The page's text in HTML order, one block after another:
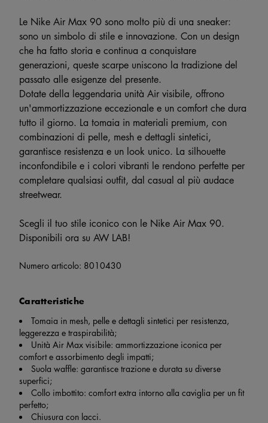
Le Nike Air Max 90 sono molto più di una sneaker:
sono un simbolo di stile e innovazione. Con un design
che ha fatto storia e continua a conquistare
generazioni, queste scarpe uniscono la tradizione del
passato alle esigenze del presente.
Dotate della leggendaria unità Air visibile, offrono
un'ammortizzazione eccezionale e un comfort che dura
tutto il giorno. La tomaia in materiali premium, con
combinazioni di pelle, mesh e dettagli sintetici,
garantisce resistenza e un look unico. La silhouette
inconfondibile e i colori vibranti le rendono perfette per
completare qualsiasi outfit, dal casual al più audace
streetwear.
Scegli il tuo stile iconico con le Nike Air Max 90.
Disponibili ora su AW LAB!
Numero articolo: 8010430
Caratteristiche
Tomaia in mesh, pelle e dettagli sintetici per resistenza,
leggerezza e traspirabilità;
Unità Air Max visibile: ammortizzazione iconica per
comfort e assorbimento degli impatti;
Suola waffle: garantisce trazione e durata su diverse
superfici;
Collo imbottito: comfort extra intorno alla caviglia per un fit
perfetto;
Chiusura con lacci.